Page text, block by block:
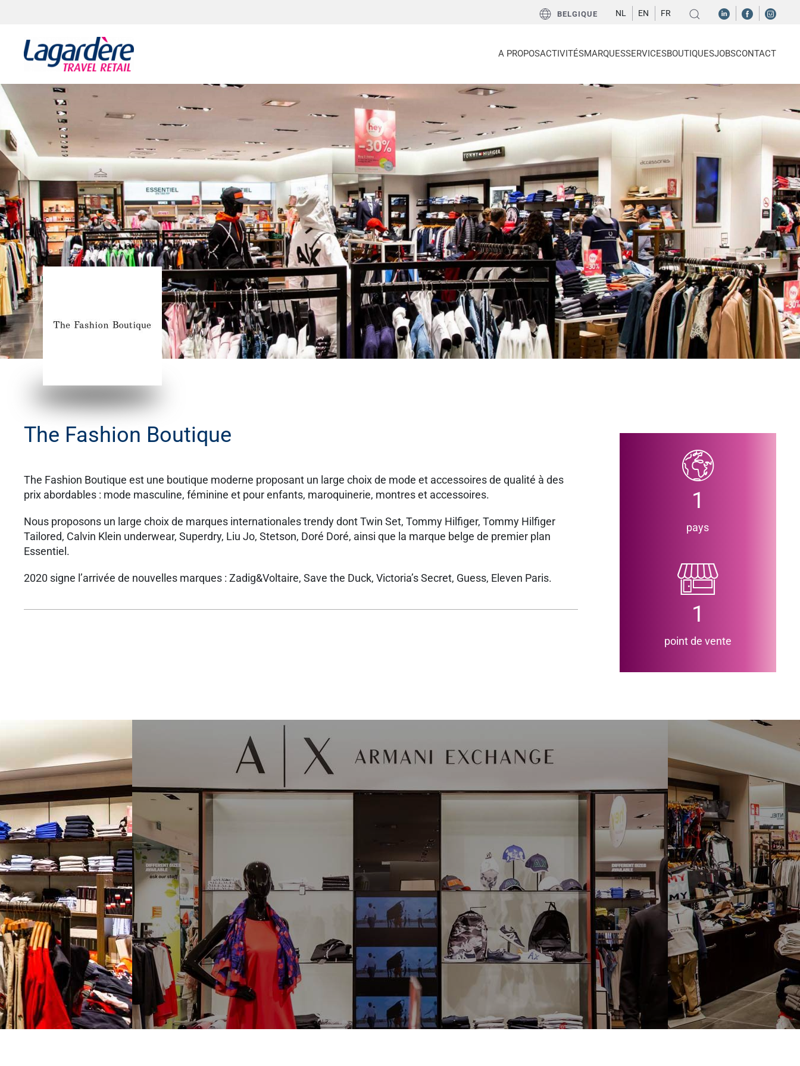
Aller au pied de page
BELGIQUE NL EN FR
A PROPOSACTIVITÉSMARQUESSERVICESBOUTIQUESJOBSCONTACT
The Fashion Boutique
The Fashion Boutique est une boutique moderne proposant un large choix de mode et accessoires de qualité à des
prix abordables : mode masculine, féminine et pour enfants, maroquinerie, montres et accessoires.
Nous proposons un large choix de marques internationales trendy dont Twin Set, Tommy Hilfiger, Tommy Hilfiger
Tailored, Calvin Klein underwear, Superdry, Liu Jo, Stetson, Doré Doré, ainsi que la marque belge de premier plan
Essentiel.
2020 signe l’arrivée de nouvelles marques : Zadig&Voltaire, Save the Duck, Victoria’s Secret, Guess, Eleven Paris.
1
pays
1
point de vente